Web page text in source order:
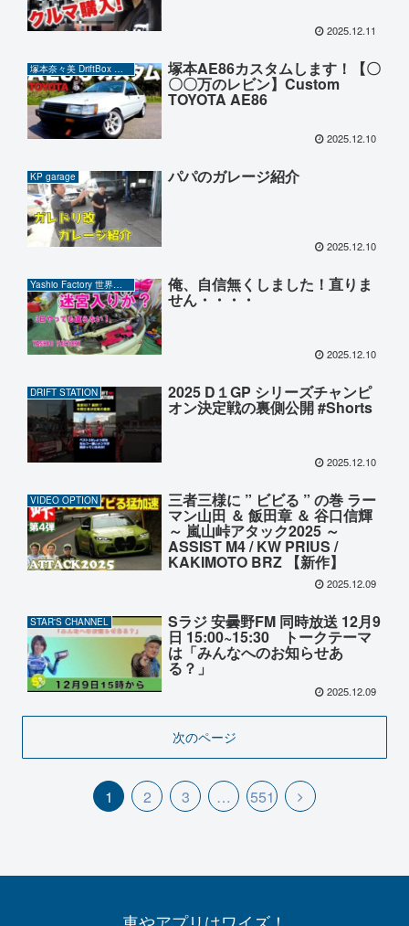
2025.12.11
塚本奈々美 DriftBox チャンネル 塚本AE86カスタムします！【〇
〇〇万のレビン】Custom
TOYOTA AE86
2025.12.10
KP garage パパのガレージ紹介
2025.12.10
Yashio Factory 世界の岡ちゃん 俺、自信無くしました！直りま
せん・・・・
2025.12.10
DRIFT STATION 2025 D１GP シリーズチャンピ
オン決定戦の裏側公開 #Shorts
2025.12.10
VIDEO OPTION 三者三様に ” ビビる ” の巻 ラー
マン山田 ＆ 飯田章 ＆ 谷口信輝
～ 嵐山峠アタック2025 ～
ASSIST M4 / KW PRIUS /
KAKIMOTO BRZ 【新作】
2025.12.09
STAR'S CHANNEL Sラジ 安曇野FM 同時放送 12月9
日 15:00~15:30 トークテーマ
は「みんなへのお知らせあ
る？」
2025.12.09
次のページ
1 2 3 … 551